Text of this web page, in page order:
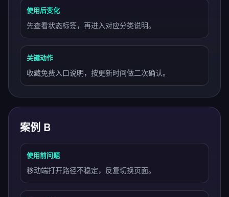
使用后变化
先查看状态标签，再进入对应分类说明。
关键动作
收藏免费入口说明，按更新时间做二次确认。
案例 B
使用前问题
移动端打开路径不稳定，反复切换页面。